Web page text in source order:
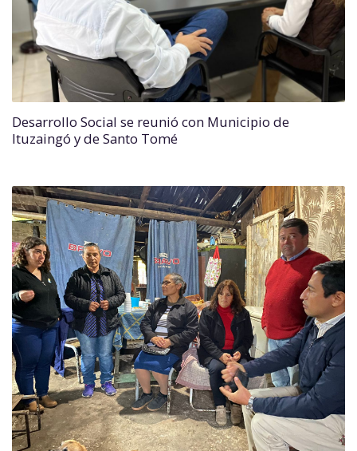
Desarrollo Social se reunió con Municipio de
Ituzaingó y de Santo Tomé